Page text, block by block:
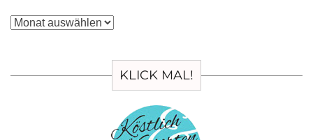
Archiv
KLICK MAL!